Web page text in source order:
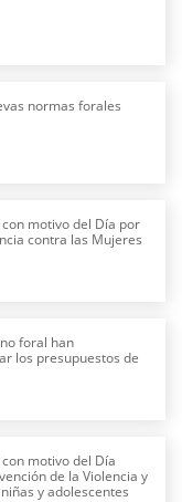
normas forales
motivo del Día por
contra las Mujeres
foral han
los presupuestos de
motivo del Día
de la Violencia y
y adolescentes